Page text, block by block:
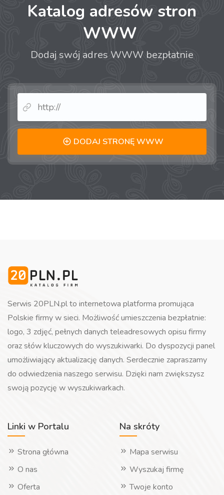
Katalog adresów stron
WWW
Dodaj swój adres WWW bezpłatnie
DODAJ STRONĘ WWW
Serwis 20PLN.pl to internetowa platforma promująca
Polskie firmy w sieci. Możliwość umieszczenia bezpłatnie:
logo, 3 zdjęć, pełnych danych teleadresowych opisu firmy
oraz słów kluczowych do wyszukiwarki. Do dyspozycji panel
umożliwiający aktualizację danych. Serdecznie zapraszamy
do odwiedzenia naszego serwisu. Dzięki nam zwiększysz
swoją pozycję w wyszukiwarkach.
Linki w Portalu
Strona główna
O nas
Oferta
Na skróty
Mapa serwisu
Wyszukaj firmę
Twoje konto